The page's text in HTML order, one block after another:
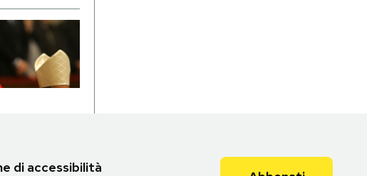
di accessibilità